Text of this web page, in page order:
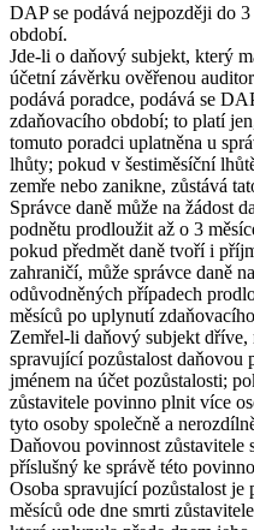
DAP se podává nejpozději do
období.
Jde-li o daňový subjekt, který
účetní závěrku ověřenou
podává poradce, podává se
zdaňovacího období; to platí
tomuto poradci uplatněna u
lhůty; pokud v šestiměsíční
zemře nebo zanikne, zůstává
Správce daně může na žádost
podnětu prodloužit až o 3
pokud předmět daně tvoří i
zahraničí, může správce daně
odůvodněných případech
měsíců po uplynutí
Zemřel-li daňový subjekt
spravující pozůstalost daňovou
jménem na účet pozůstalosti;
zůstavitele povinno plnit více
tyto osoby společně a
Daňovou povinnost zůstavitele
příslušný ke správě této
Osoba spravující pozůstalost
měsíců ode dne smrti